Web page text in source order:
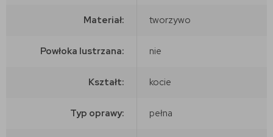
Materiał: tworzywo
Powłoka lustrzana: nie
Kształt: kocie
Typ oprawy: pełna